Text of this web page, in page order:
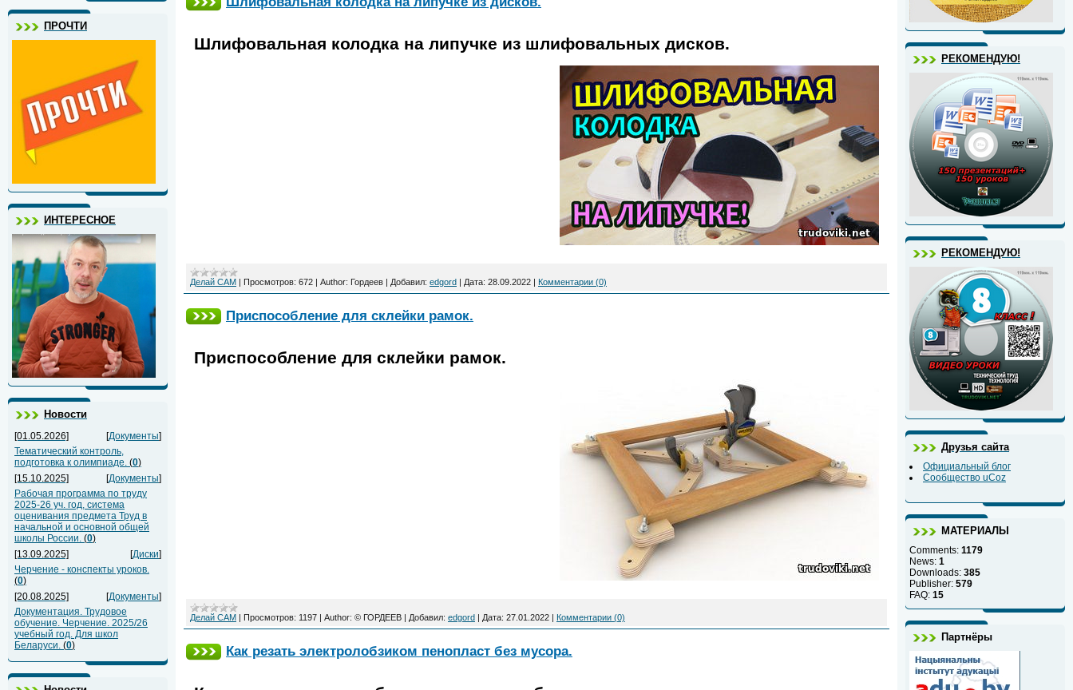
ПРОЧТИ
ИНТЕРЕСНОЕ
Новости
[01.05.2026] [Документы]
Тематический контроль,
подготовка к олимпиаде. (0)
[15.10.2025]
[Документы]
Рабочая программа по труду
2025-26 уч. год, система
оценивания предмета Труд в
начальной и основной общей
школы России. (0)
[13.09.2025]
[Диски]
Черчение - конспекты уроков.
(0)
[20.08.2025]
[Документы]
Документация. Трудовое
обучение. Черчение. 2025/26
учебный год. Для школ
Беларуси. (0)
Шлифовальная колодка на липучке из шлифовальных дисков.
Делай САМ | Просмотров: 672 | Author: Гордеев | Добавил: edgord | Дата: 28.09.2022 | Комментарии (0)
Приспособление для склейки рамок.
Приспособление для склейки рамок.
Делай САМ | Просмотров: 1197 | Author: © ГОРДЕЕВ | Добавил: edgord | Дата: 27.01.2022 | Комментарии (0)
Как резать электролобзиком пенопласт без мусора.
РЕКОМЕНДУЮ!
РЕКОМЕНДУЮ!
Друзья сайта
Официальный блог
Сообщество uCoz
МАТЕРИАЛЫ
Comments: 1179
News: 1
Downloads: 385
Publisher: 579
FAQ: 15
Партнёры